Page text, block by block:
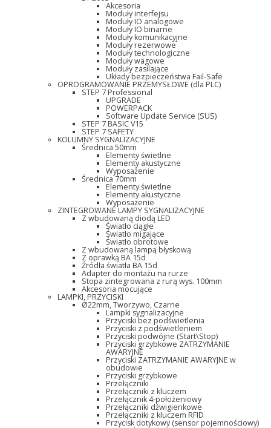
Akcesoria
Moduły interfejsu
Moduły IO analogowe
Moduły IO binarne
Moduły komunikacyjne
Moduły rezerwowe
Moduły technologiczne
Moduły wagowe
Moduły zasilające
Układy bezpieczeństwa Fail-Safe
OPROGRAMOWANIE PRZEMYSŁOWE (dla PLC)
STEP 7 Professional
UPGRADE
POWERPACK
Software Update Service (SUS)
STEP 7 BASIC V15
STEP 7 SAFETY
KOLUMNY SYGNALIZACYJNE
Średnica 50mm
Elementy świetlne
Elementy akustyczne
Wyposażenie
Średnica 70mm
Elementy świetlne
Elementy akustyczne
Wyposażenie
ZINTEGROWANE LAMPY SYGNALIZACYJNE
Z wbudowaną diodą LED
Światło ciągłe
Światło migające
Światło obrotowe
Z wbudowaną lampą błyskową
Z oprawką BA 15d
Źródła światła BA 15d
Adapter do montażu na rurze
Stopa zintegrowana z rurą wys. 100mm
Akcesoria mocujące
LAMPKI, PRZYCISKI
Ø22mm, Tworzywo, Czarne
Lampki sygnalizacyjne
Przyciski bez podświetlenia
Przyciski z podświetleniem
Przyciski podwójne (Start\Stop)
Przyciski grzybkowe ZATRZYMANIE
AWARYJNE
Przyciski ZATRZYMANIE AWARYJNE w
obudowie
Przyciski grzybkowe
Przełączniki
Przełączniki z kluczem
Przełącznik 4-położeniowy
Przełączniki dźwigienkowe
Przełączniki z kluczem RFID
Przycisk dotykowy (sensor pojemnościowy)